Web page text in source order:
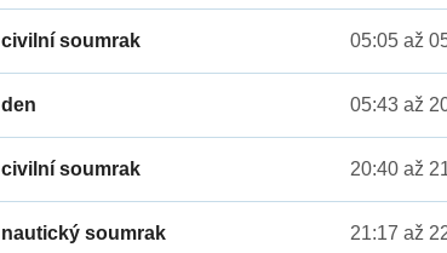
civilní soumrak 05:05 až
den 05:43 až
civilní soumrak 20:40 až
nautický soumrak 21:17 až